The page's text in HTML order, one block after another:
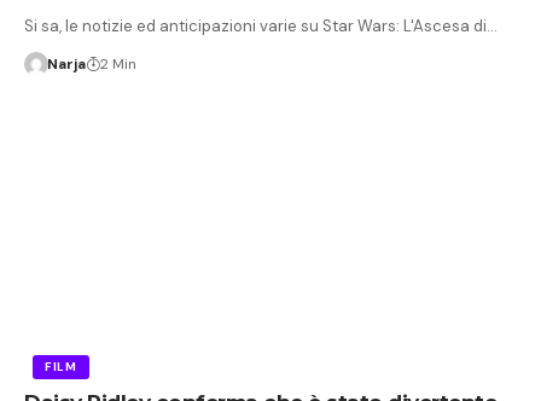
Si sa, le notizie ed anticipazioni varie su Star Wars: L'Ascesa di…
Narja 2 Min
FILM